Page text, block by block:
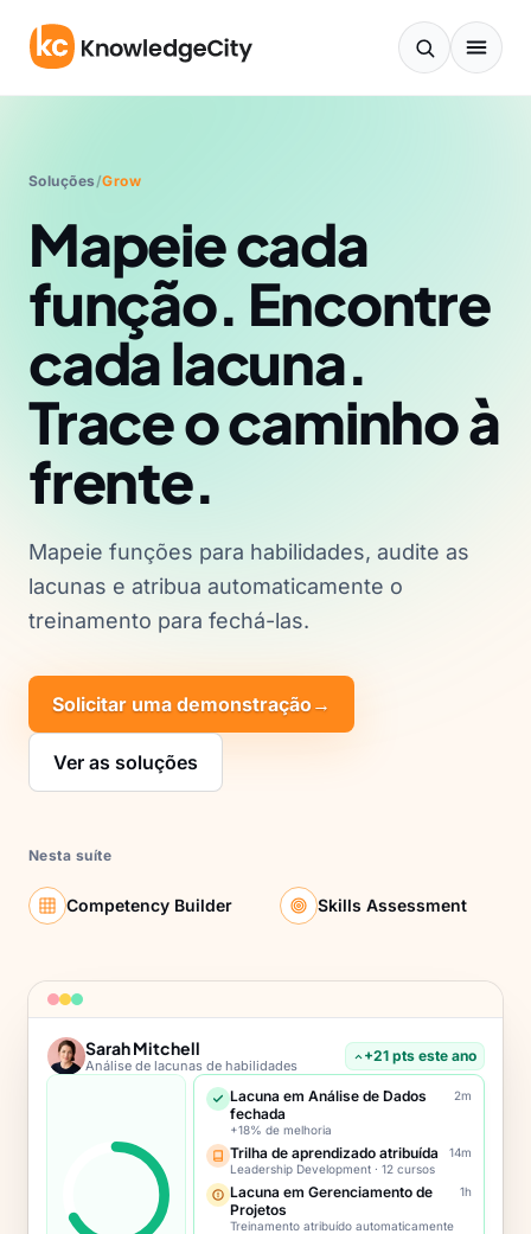
Soluções/Grow
Mapeie cada
função. Encontre
cada lacuna.
Trace o caminho à
frente.
Mapeie funções para habilidades, audite as
lacunas e atribua automaticamente o
treinamento para fechá-las.
Solicitar uma demonstração→
Ver as soluções
Nesta suíte
Competency Builder Skills Assessment
Sarah Mitchell
Análise de lacunas de habilidades
+21 pts este ano
Lacuna em Análise de Dados
fechada
+18% de melhoria
2m
Trilha de aprendizado atribuída
Leadership Development · 12 cursos
14m
Lacuna em Gerenciamento de
Projetos
Treinamento atribuído automaticamente
1h